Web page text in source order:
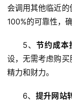
云
器
会调用其他临近
100%的可靠性，
5、 节约成本
设，无需考虑购买
精力和财力。
6、 提升网站